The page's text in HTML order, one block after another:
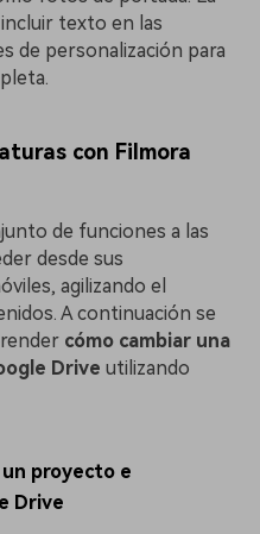
texto en las
de personalización para
con Filmora
de funciones a las
desde sus
agilizando el
A continuación se
cómo cambiar una
Drive utilizando
proyecto e
Drive